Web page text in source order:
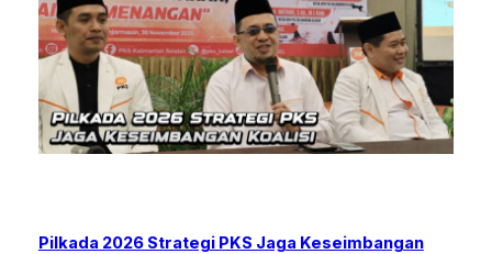
Pilkada 2026 Strategi PKS Jaga Keseimbangan